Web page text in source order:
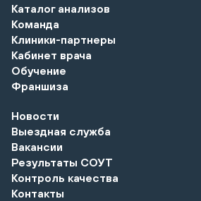
Каталог анализов
Команда
Клиники-партнеры
Кабинет врача
Обучение
Франшиза
Новости
Выездная служба
Вакансии
Результаты СОУТ
Контроль качества
Контакты